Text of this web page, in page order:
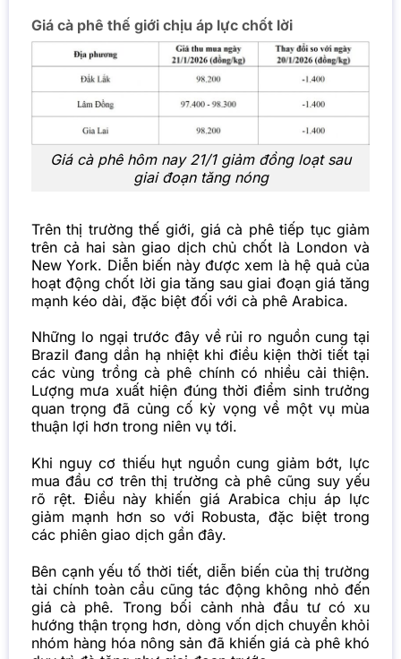
Giá cà phê thế giới chịu áp lực chốt lời
Giá cà phê hôm nay 21/1 giảm đồng loạt sau
giai đoạn tăng nóng
Trên thị trường thế giới, giá cà phê tiếp tục giảm
trên cả hai sàn giao dịch chủ chốt là London và
New York. Diễn biến này được xem là hệ quả của
hoạt động chốt lời gia tăng sau giai đoạn giá tăng
mạnh kéo dài, đặc biệt đối với cà phê Arabica.
Những lo ngại trước đây về rủi ro nguồn cung tại
Brazil đang dần hạ nhiệt khi điều kiện thời tiết tại
các vùng trồng cà phê chính có nhiều cải thiện.
Lượng mưa xuất hiện đúng thời điểm sinh trưởng
quan trọng đã củng cố kỳ vọng về một vụ mùa
thuận lợi hơn trong niên vụ tới.
Khi nguy cơ thiếu hụt nguồn cung giảm bớt, lực
mua đầu cơ trên thị trường cà phê cũng suy yếu
rõ rệt. Điều này khiến giá Arabica chịu áp lực
giảm mạnh hơn so với Robusta, đặc biệt trong
các phiên giao dịch gần đây.
Bên cạnh yếu tố thời tiết, diễn biến của thị trường
tài chính toàn cầu cũng tác động không nhỏ đến
giá cà phê. Trong bối cảnh nhà đầu tư có xu
hướng thận trọng hơn, dòng vốn dịch chuyển khỏi
nhóm hàng hóa nông sản đã khiến giá cà phê khó